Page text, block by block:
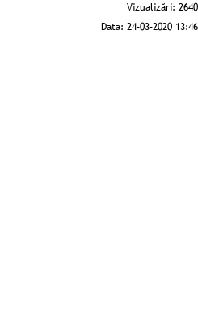
Vizualizări: 2640
Data: 24-03-2020 13:46